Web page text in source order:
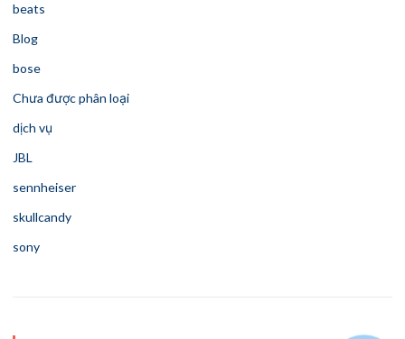
beats
Blog
bose
Chưa được phân loại
dịch vụ
JBL
sennheiser
skullcandy
sony